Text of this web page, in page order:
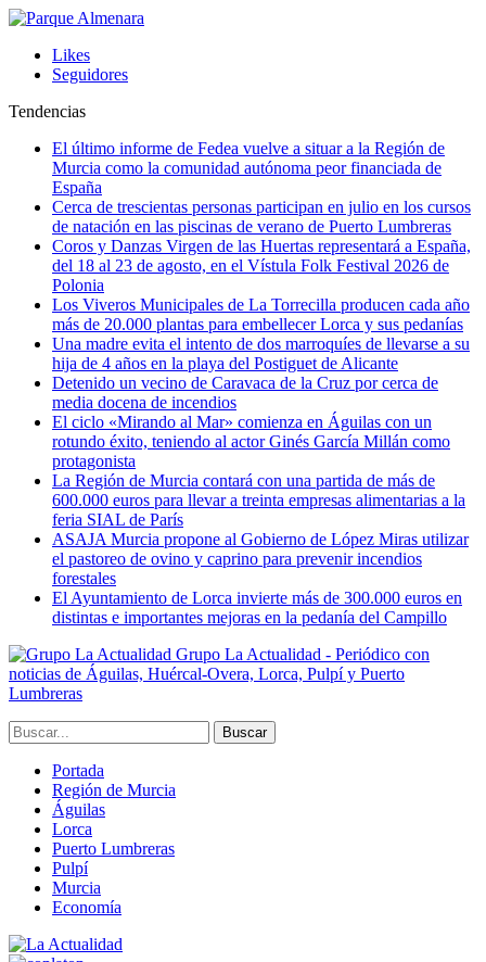
Likes
Seguidores
Tendencias
El último informe de Fedea vuelve a situar a la Región de
Murcia como la comunidad autónoma peor financiada de
España
Cerca de trescientas personas participan en julio en los cursos
de natación en las piscinas de verano de Puerto Lumbreras
Coros y Danzas Virgen de las Huertas representará a España,
del 18 al 23 de agosto, en el Vístula Folk Festival 2026 de
Polonia
Los Viveros Municipales de La Torrecilla producen cada año
más de 20.000 plantas para embellecer Lorca y sus pedanías
Una madre evita el intento de dos marroquíes de llevarse a su
hija de 4 años en la playa del Postiguet de Alicante
Detenido un vecino de Caravaca de la Cruz por cerca de
media docena de incendios
El ciclo «Mirando al Mar» comienza en Águilas con un
rotundo éxito, teniendo al actor Ginés García Millán como
protagonista
La Región de Murcia contará con una partida de más de
600.000 euros para llevar a treinta empresas alimentarias a la
feria SIAL de París
ASAJA Murcia propone al Gobierno de López Miras utilizar
el pastoreo de ovino y caprino para prevenir incendios
forestales
El Ayuntamiento de Lorca invierte más de 300.000 euros en
distintas e importantes mejoras en la pedanía del Campillo
Grupo La Actualidad - Periódico con
noticias de Águilas, Huércal-Overa, Lorca, Pulpí y Puerto
Lumbreras
Portada
Región de Murcia
Águilas
Lorca
Puerto Lumbreras
Pulpí
Murcia
Economía